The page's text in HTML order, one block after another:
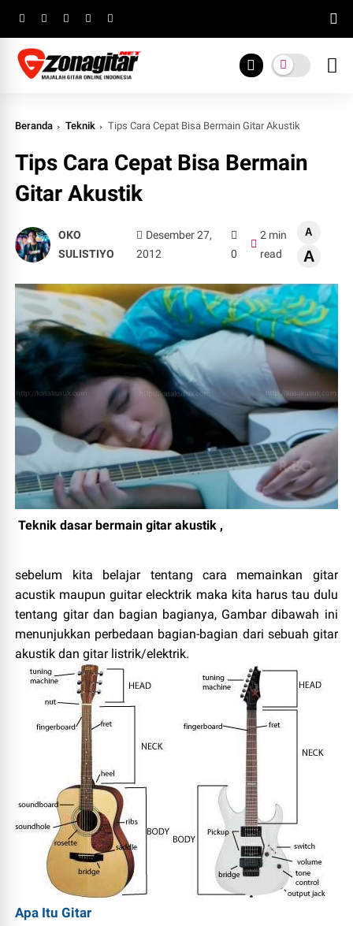
Beranda Teknik Tips Cara Cepat Bisa Bermain Gitar Akustik
Tips Cara Cepat Bisa Bermain
Gitar Akustik
OKO
SULISTIYO
Desember 27,
2012
0
2 min
read
A
A
Teknik dasar bermain gitar akustik ,
sebelum kita belajar tentang cara memainkan gitar
acustik maupun guitar elecktrik maka kita harus tau dulu
tentang gitar dan bagian bagianya, Gambar dibawah ini
menunjukkan perbedaan bagian-bagian dari sebuah gitar
akustik dan gitar listrik/elektrik.
Apa Itu Gitar